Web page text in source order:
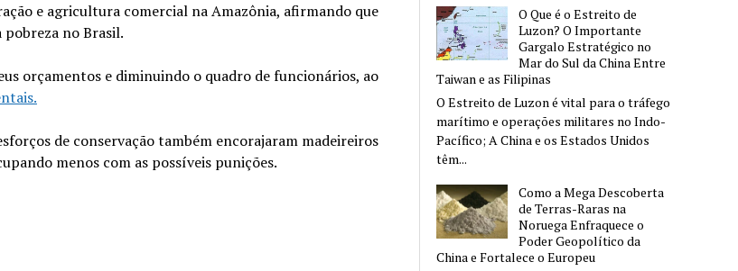
e agricultura comercial na Amazônia, afirmando que
pobreza no Brasil.
orçamentos e diminuindo o quadro de funcionários, ao
de conservação também encorajaram madeireiros
menos com as possíveis punições.
O Que é o Estreito de
Luzon? O Importante
Gargalo Estratégico no
Mar do Sul da China Entre
Taiwan e as Filipinas
O Estreito de Luzon é vital para o tráfego
marítimo e operações militares no Indo-
Pacífico; A China e os Estados Unidos
têm...
Como a Mega Descoberta
de Terras-Raras na
Noruega Enfraquece o
Poder Geopolítico da
China e Fortalece o Europeu